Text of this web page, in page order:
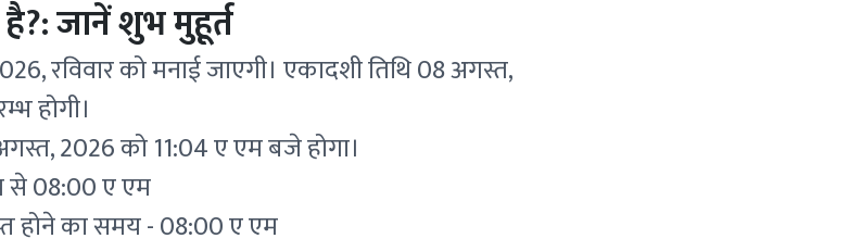
जानें शुभ मुहूर्त
रविवार को मनाई जाएगी। एकादशी तिथि 08 अगस्त,
होगी।
2026 को 11:04 ए एम बजे होगा।
से 08:00 ए एम
होने का समय - 08:00 ए एम